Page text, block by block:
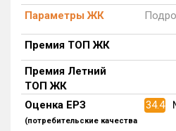
Поселков таунхаусов
Блокированных домов
блоков в БД
Параметры ЖК
Премия ТОП ЖК
Премия Летний
ТОП ЖК
Оценка ЕРЗ
(потребительские качества
34.4